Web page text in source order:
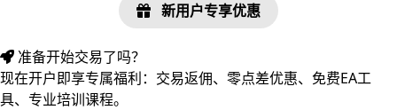
新用户专享优惠
准备开始交易了吗？
现在开户即享专属福利：交易返佣、零点差优惠、免费EA工
具、专业培训课程。